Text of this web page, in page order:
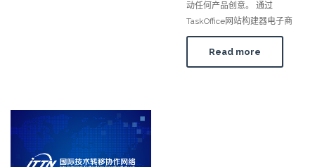
动任何产品创意。 通过
TaskOffice网站构建器电子商
Read more